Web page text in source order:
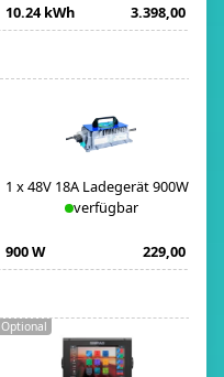
10.24 kWh
3.398,00 €
1 x48V 18A Ladegerät 900W
verfügbar
900 W 229,00 €
Optional